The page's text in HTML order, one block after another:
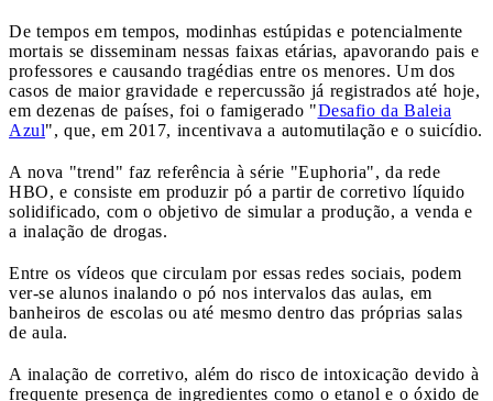
De tempos em tempos, modinhas estúpidas e potencialmente
mortais se disseminam nessas faixas etárias, apavorando pais e
professores e causando tragédias entre os menores. Um dos
casos de maior gravidade e repercussão já registrados até hoje,
em dezenas de países, foi o famigerado "Desafio da Baleia
Azul", que, em 2017, incentivava a automutilação e o suicídio.
A nova "trend" faz referência à série "Euphoria", da rede
HBO, e consiste em produzir pó a partir de corretivo líquido
solidificado, com o objetivo de simular a produção, a venda e
a inalação de drogas.
Entre os vídeos que circulam por essas redes sociais, podem
ver-se alunos inalando o pó nos intervalos das aulas, em
banheiros de escolas ou até mesmo dentro das próprias salas
de aula.
A inalação de corretivo, além do risco de intoxicação devido à
frequente presença de ingredientes como o etanol e o óxido de